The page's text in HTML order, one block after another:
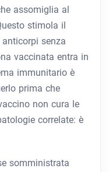
assomiglia al
stimola il
senza
vaccinata entra in
immunitario è
prima che
non cura le
correlate: è
somministrata